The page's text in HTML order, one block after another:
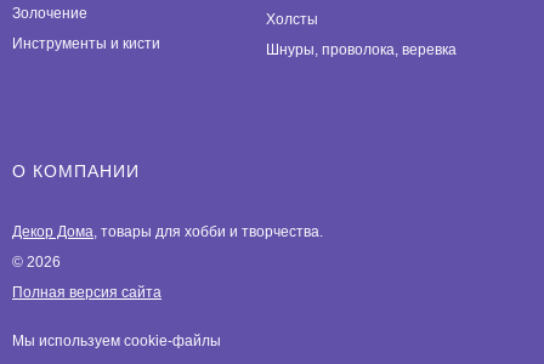
Золочение
Инструменты и кисти
Холсты
Шнуры, проволока, веревка
О КОМПАНИИ
Декор Дома, товары для хобби и творчества.
© 2026
Полная версия сайта
Мы используем cookie-файлы